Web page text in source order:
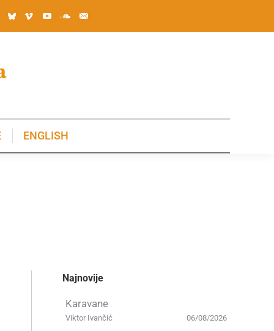
ENGLISH
Najnovije
Karavane
06/08/2026
Viktor Ivančić
ENGLISH